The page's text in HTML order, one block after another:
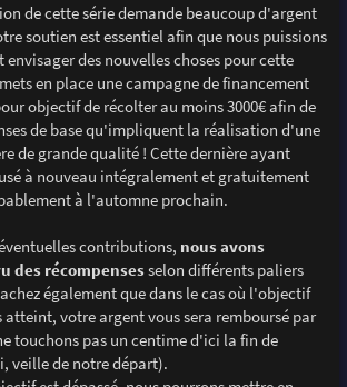
de cette série demande beaucoup d'argent
soutien est essentiel afin que nous puissions
des nouvelles choses pour cette
en place une campagne de financement
objectif de récolter au moins 3000€ afin de
de base qu'impliquent la réalisation d'une
de grande qualité ! Cette dernière ayant
à nouveau intégralement et gratuitement
à l'automne prochain.
contributions, nous avons
des récompensesselon différents paliers
également que dans le cas où l'objectif
atteint, votre argent vous sera remboursé par
touchons pas un centime d'ici la fin de
veille de notre départ).